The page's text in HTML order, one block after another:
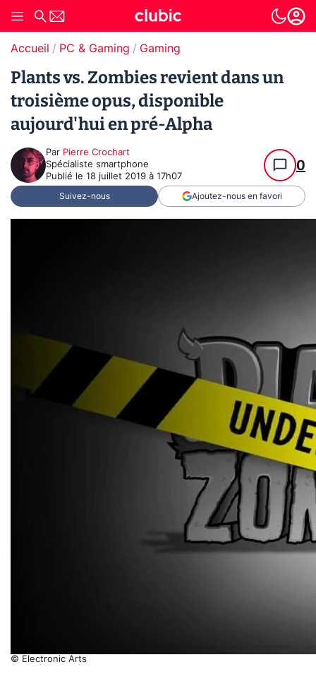
Accueil PC & Gaming Gaming
Plants vs. Zombies revient dans un
troisième opus, disponible
aujourd'hui en pré-Alpha
Par Pierre Crochart
Spécialiste smartphone
Publié le 18 juillet 2019 à 17h07
0
Suivez-nous Ajoutez-nous en favori
© Electronic Arts